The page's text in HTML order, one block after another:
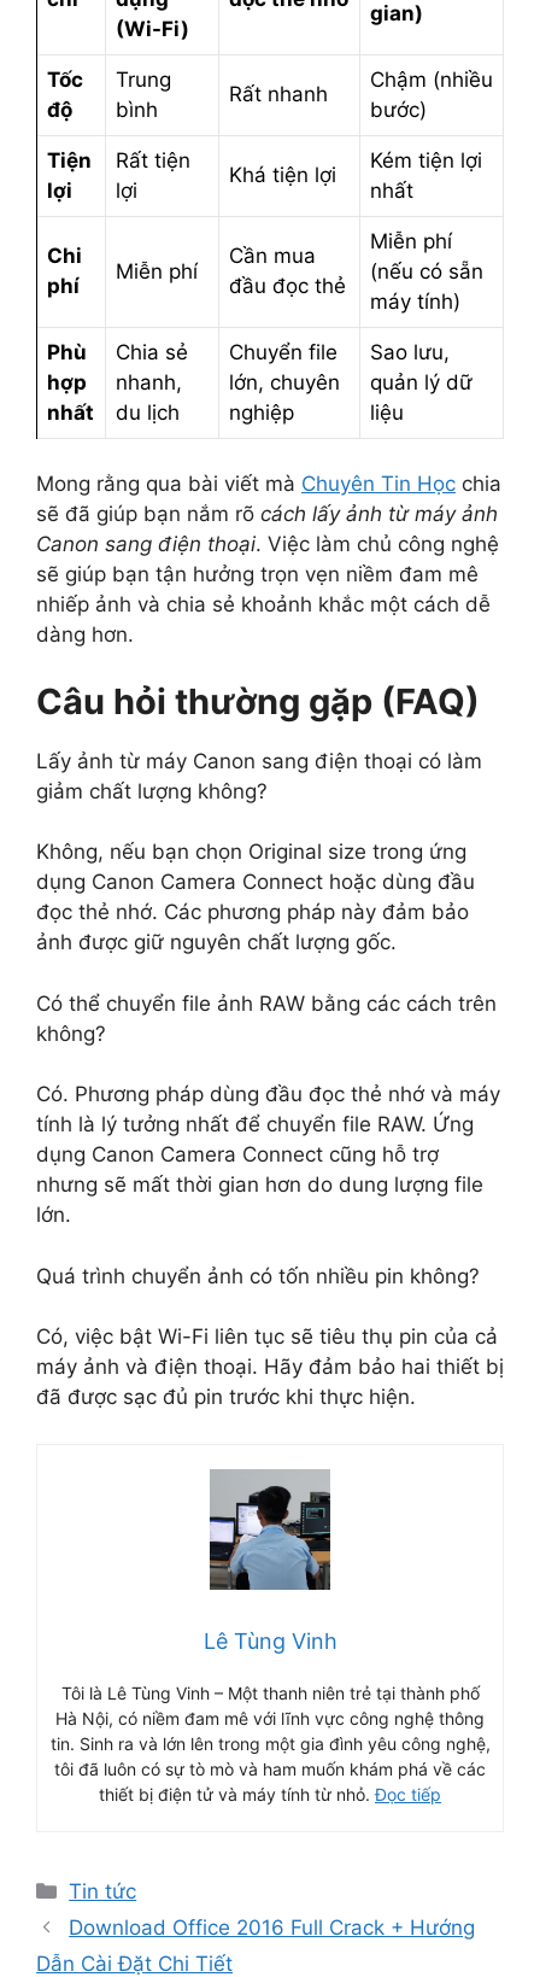
(Wi-Fi)
gian)
Tốc
độ
Trung
bình
Rất nhanh
Chậm (nhiều
bước)
Tiện
lợi
Rất tiện
lợi
Khá tiện lợi
Kém tiện lợi
nhất
Chi
phí
Miễn phí
Cần mua
đầu đọc thẻ
Miễn phí
(nếu có sẵn
máy tính)
Phù
hợp
nhất
Chia sẻ
nhanh,
du lịch
Chuyển file
lớn, chuyên
nghiệp
Sao lưu,
quản lý dữ
liệu
Mong rằng qua bài viết mà Chuyên Tin Học chia
sẽ đã giúp bạn nắm rõ cách lấy ảnh từ máy ảnh
Canon sang điện thoại. Việc làm chủ công nghệ
sẽ giúp bạn tận hưởng trọn vẹn niềm đam mê
nhiếp ảnh và chia sẻ khoảnh khắc một cách dễ
dàng hơn.
Câu hỏi thường gặp (FAQ)
Lấy ảnh từ máy Canon sang điện thoại có làm
giảm chất lượng không?
Không, nếu bạn chọn Original size trong ứng
dụng Canon Camera Connect hoặc dùng đầu
đọc thẻ nhớ. Các phương pháp này đảm bảo
ảnh được giữ nguyên chất lượng gốc.
Có thể chuyển file ảnh RAW bằng các cách trên
không?
Có. Phương pháp dùng đầu đọc thẻ nhớ và máy
tính là lý tưởng nhất để chuyển file RAW. Ứng
dụng Canon Camera Connect cũng hỗ trợ
nhưng sẽ mất thời gian hơn do dung lượng file
lớn.
Quá trình chuyển ảnh có tốn nhiều pin không?
Có, việc bật Wi-Fi liên tục sẽ tiêu thụ pin của cả
máy ảnh và điện thoại. Hãy đảm bảo hai thiết bị
đã được sạc đủ pin trước khi thực hiện.
Lê Tùng Vinh
Tôi là Lê Tùng Vinh – Một thanh niên trẻ tại thành phố
Hà Nội, có niềm đam mê với lĩnh vực công nghệ thông
tin. Sinh ra và lớn lên trong một gia đình yêu công nghệ,
tôi đã luôn có sự tò mò và ham muốn khám phá về các
thiết bị điện tử và máy tính từ nhỏ.Đọc tiếp
Danh
mục
Tin tức
Download Office 2016 Full Crack + Hướng
Dẫn Cài Đặt Chi Tiết